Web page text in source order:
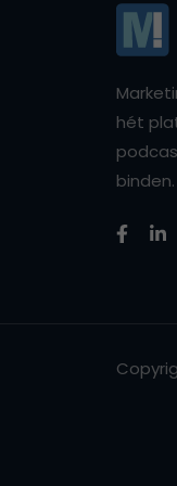
hét
binden.